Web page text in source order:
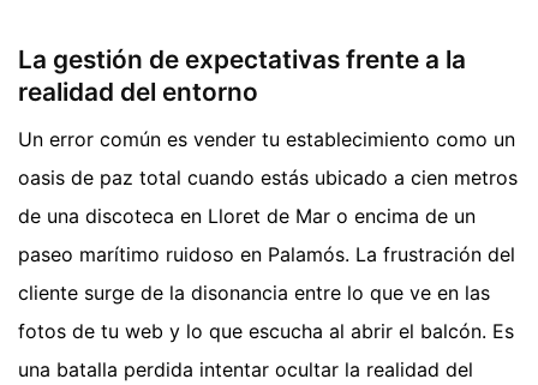
La gestión de expectativas frente a la
realidad del entorno
Un error común es vender tu establecimiento como un
oasis de paz total cuando estás ubicado a cien metros
de una discoteca en Lloret de Mar o encima de un
paseo marítimo ruidoso en Palamós. La frustración del
cliente surge de la disonancia entre lo que ve en las
fotos de tu web y lo que escucha al abrir el balcón. Es
una batalla perdida intentar ocultar la realidad del